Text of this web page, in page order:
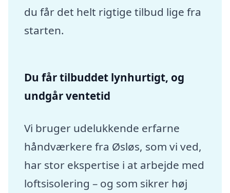
du får det helt rigtige tilbud lige fra
starten.
Du får tilbuddet lynhurtigt, og
undgår ventetid
Vi bruger udelukkende erfarne
håndværkere fra Øsløs, som vi ved,
har stor ekspertise i at arbejde med
loftsisolering – og som sikrer høj